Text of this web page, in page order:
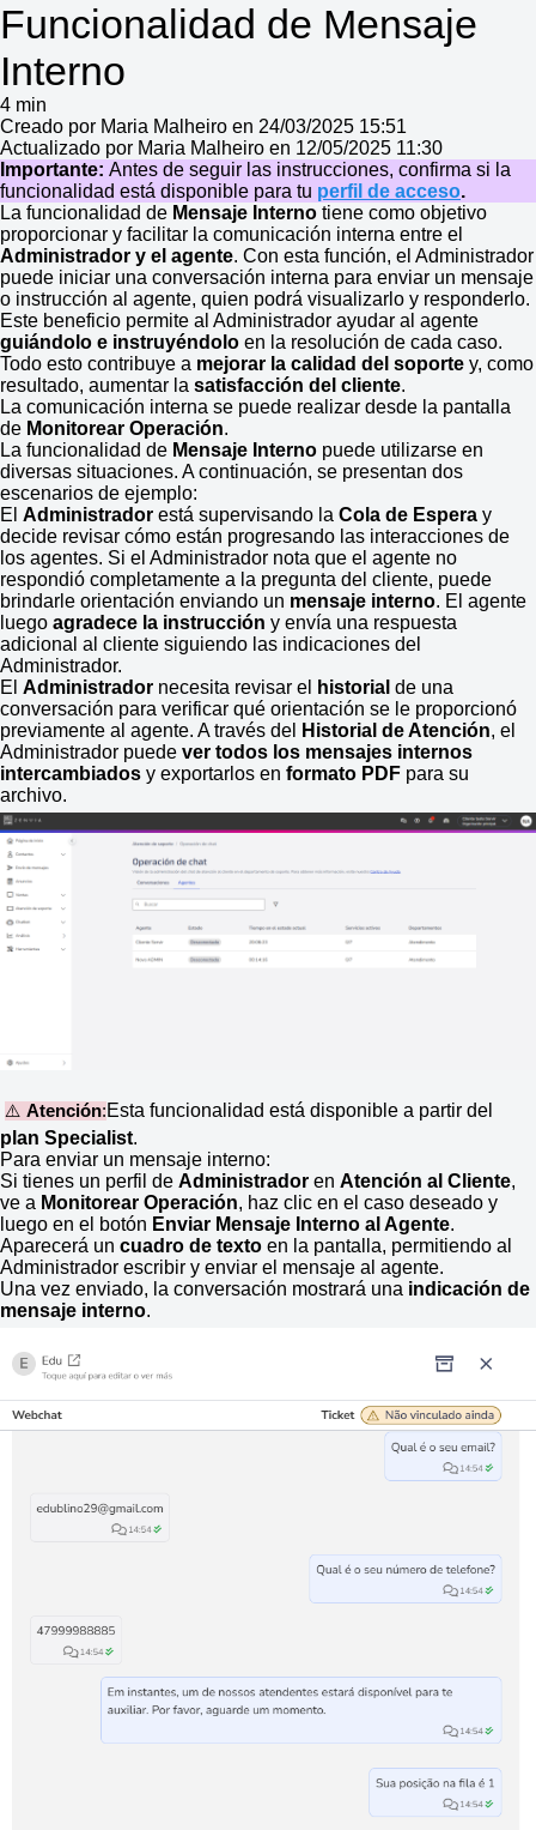
Funcionalidad de Mensaje
Interno
4 min
Creado por Maria Malheiro en 24/03/2025 15:51
Actualizado por Maria Malheiro en 12/05/2025 11:30
Importante: Antes de seguir las instrucciones, confirma si la
funcionalidad está disponible para tu perfil de acceso.
La funcionalidad de Mensaje Interno tiene como objetivo
proporcionar y facilitar la comunicación interna entre el
Administrador y el agente. Con esta función, el Administrador
puede iniciar una conversación interna para enviar un mensaje
o instrucción al agente, quien podrá visualizarlo y responderlo.
Este beneficio permite al Administrador ayudar al agente
guiándolo e instruyéndolo en la resolución de cada caso.
Todo esto contribuye a mejorar la calidad del soporte y, como
resultado, aumentar la satisfacción del cliente.
La comunicación interna se puede realizar desde la pantalla
de Monitorear Operación.
La funcionalidad de Mensaje Interno puede utilizarse en
diversas situaciones. A continuación, se presentan dos
escenarios de ejemplo:
El Administrador está supervisando la Cola de Espera y
decide revisar cómo están progresando las interacciones de
los agentes. Si el Administrador nota que el agente no
respondió completamente a la pregunta del cliente, puede
brindarle orientación enviando un mensaje interno. El agente
luego agradece la instrucción y envía una respuesta
adicional al cliente siguiendo las indicaciones del
Administrador.
El Administrador necesita revisar el historial de una
conversación para verificar qué orientación se le proporcionó
previamente al agente. A través del
Historial de Atención, el
Administrador puede ver todos los mensajes internos
intercambiados y exportarlos en formato PDF para su
archivo.
⚠️ Atención:Esta funcionalidad está disponible a partir del
plan Specialist.
Para enviar un mensaje interno:
Si tienes un perfil de Administrador en Atención al Cliente,
ve a Monitorear Operación, haz clic en el caso deseado y
luego en el botón Enviar Mensaje Interno al Agente.
Aparecerá un cuadro de texto en la pantalla, permitiendo al
Administrador escribir y enviar el mensaje al agente.
Una vez enviado, la conversación mostrará una indicación de
mensaje interno.